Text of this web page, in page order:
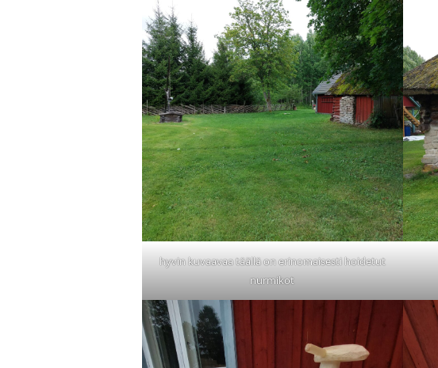
hyvin kuvaavaa täällä on erinomaisesti hoidetut
nurmikot